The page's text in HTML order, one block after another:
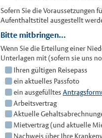
Sofern Sie die Voraussetzungen
Aufenthaltstitel ausgestellt
Bitte mitbringen…
Wenn Sie die Erteilung einer
Unterlagen mit (sofern sie uns
Ihren gültigen Reisepass
ein aktuelles Passfoto
ein ausgefülltes
Arbeitsvertrag
Aktuelle
Mietvertrag (und aktuelle
Nachweis über Ihre